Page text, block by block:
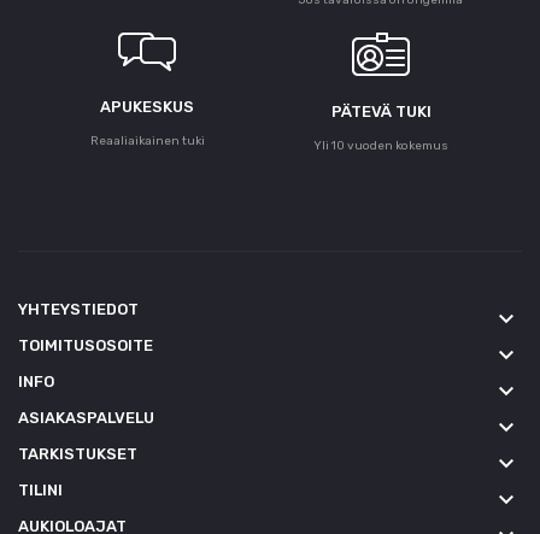
APUKESKUS
Reaaliaikainen tuki
PÄTEVÄ TUKI
Yli 10 vuoden kokemus
YHTEYSTIEDOT keyboard_arrow_down
TOIMITUSOSOITE keyboard_arrow_down
INFO keyboard_arrow_down
ASIAKASPALVELU keyboard_arrow_down
TARKISTUKSET keyboard_arrow_down
TILINI keyboard_arrow_down
AUKIOLOAJAT